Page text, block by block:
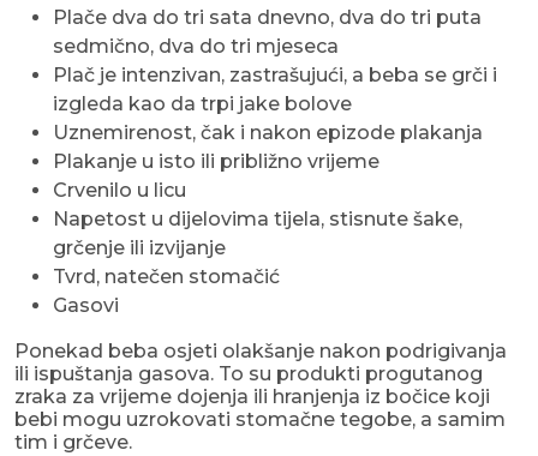
Plače dva do tri sata dnevno, dva do tri puta
sedmično, dva do tri mjeseca
Plač je intenzivan, zastrašujući, a beba se grči i
izgleda kao da trpi jake bolove
Uznemirenost, čak i nakon epizode plakanja
Plakanje u isto ili približno vrijeme
Crvenilo u licu
Napetost u dijelovima tijela, stisnute šake,
grčenje ili izvijanje
Tvrd, natečen stomačić
Gasovi
Ponekad beba osjeti olakšanje nakon podrigivanja
ili ispuštanja gasova. To su produkti progutanog
zraka za vrijeme dojenja ili hranjenja iz bočice koji
bebi mogu uzrokovati stomačne tegobe, a samim
tim i grčeve.